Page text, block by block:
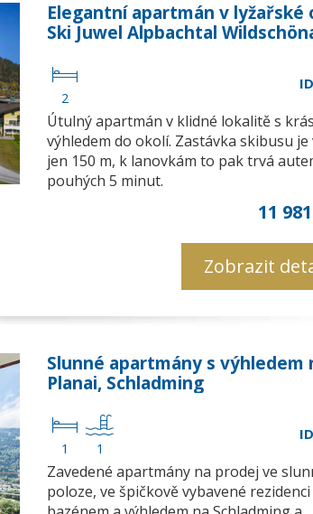
Elegantní apartmán v lyžařské
Ski Juwel Alpbachtal
2
Útulný apartmán v klidné lokalitě s
výhledem do okolí. Zastávka skibusu je
jen 150 m, k lanovkám to pak trvá
pouhých 5 minut.
11
Zobrazit
Slunné apartmány s výhledem
Planai, Schladming
1 1
Zavedené apartmány na prodej ve
poloze, ve špičkově vybavené rezidenci